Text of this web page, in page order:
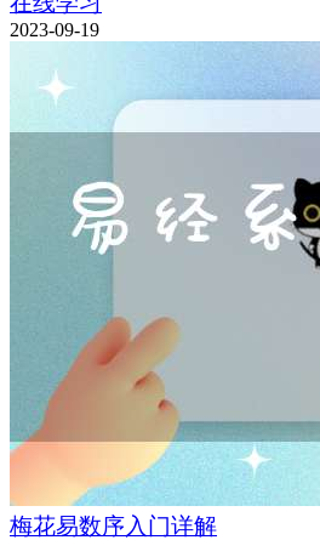
2023-09-19
梅花易数序入门详解